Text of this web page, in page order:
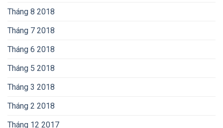
Tháng 8 2018
Tháng 7 2018
Tháng 6 2018
Tháng 5 2018
Tháng 3 2018
Tháng 2 2018
Tháng 12 2017